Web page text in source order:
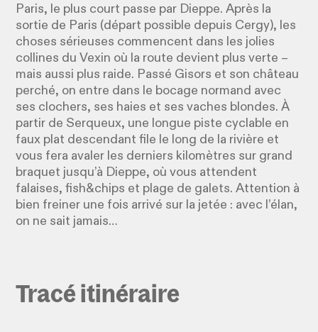
Paris, le plus court passe par Dieppe. Après la
sortie de Paris (départ possible depuis Cergy), les
choses sérieuses commencent dans les jolies
collines du Vexin où la route devient plus verte –
mais aussi plus raide. Passé Gisors et son château
perché, on entre dans le bocage normand avec
ses clochers, ses haies et ses vaches blondes. À
partir de Serqueux, une longue piste cyclable en
faux plat descendant file le long de la rivière et
vous fera avaler les derniers kilomètres sur grand
braquet jusqu’à Dieppe, où vous attendent
falaises, fish&chips et plage de galets. Attention à
bien freiner une fois arrivé sur la jetée : avec l’élan,
on ne sait jamais…
Tracé itinéraire